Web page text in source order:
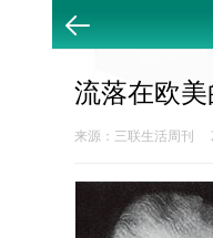
流落在欧
来源：三联生活周刊